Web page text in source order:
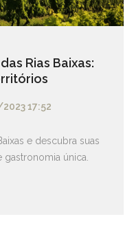
Rias Baixas:
17:52
e descubra suas
gastronomia única.